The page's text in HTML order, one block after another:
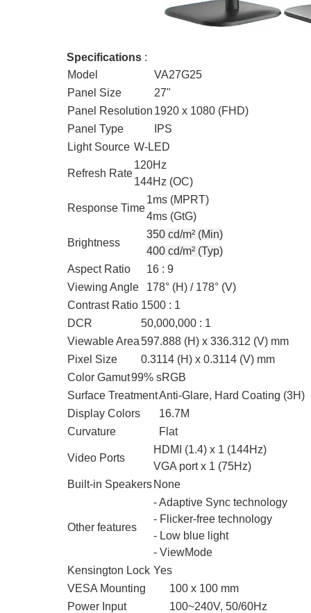
Specifications :
Model
VA27G25
Panel Size
27"
Panel Resolution 1920 x 1080 (FHD)
Panel Type
IPS
Light Source W-LED
Refresh Rate
120Hz
144Hz (OC)
Response Time
1ms (MPRT)
4ms (GtG)
Brightness
350 cd/m² (Min)
400 cd/m² (Typ)
Aspect Ratio
16 : 9
Viewing Angle
178° (H) / 178° (V)
Contrast Ratio 1500 : 1
DCR
50,000,000 : 1
Viewable Area597.888 (H) x 336.312 (V) mm
Pixel Size
0.3114 (H) x 0.3114 (V) mm
Color Gamut99% sRGB
Surface TreatmentAnti-Glare, Hard Coating (3H)
Display Colors
16.7M
Curvature
Flat
Video Ports
HDMI (1.4) x 1 (144Hz)
VGA port x 1 (75Hz)
Built-in Speakers None
Other features
- Adaptive Sync technology
- Flicker-free technology
- Low blue light
- ViewMode
Kensington Lock Yes
VESA Mounting
100 x 100 mm
Power Input
100~240V, 50/60Hz